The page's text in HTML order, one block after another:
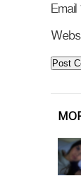
Email